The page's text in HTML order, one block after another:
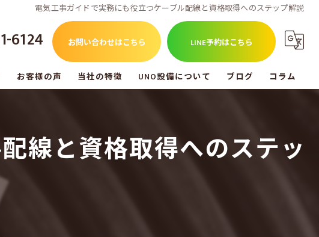
電気工事ガイドで実務にも役立つケーブル配線と資格取得へのステップ解説
6124 お問い合わせはこちら LINE予約はこちら
お客様の声 当社の特徴
尾道市のエアコン工事
UNO設備について ブログ コラム
線と資格取得へのステッ